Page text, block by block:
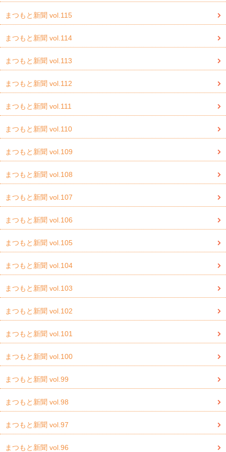
まつもと新聞 vol.115
まつもと新聞 vol.114
まつもと新聞 vol.113
まつもと新聞 vol.112
まつもと新聞 vol.111
まつもと新聞 vol.110
まつもと新聞 vol.109
まつもと新聞 vol.108
まつもと新聞 vol.107
まつもと新聞 vol.106
まつもと新聞 vol.105
まつもと新聞 vol.104
まつもと新聞 vol.103
まつもと新聞 vol.102
まつもと新聞 vol.101
まつもと新聞 vol.100
まつもと新聞 vol.99
まつもと新聞 vol.98
まつもと新聞 vol.97
まつもと新聞 vol.96